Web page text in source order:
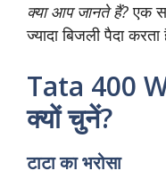
क्या आप जानते हैं?एक
ज्यादा बिजली पैदा करता
Tata 400
क्यों चुनें?
टाटा का भरोसा